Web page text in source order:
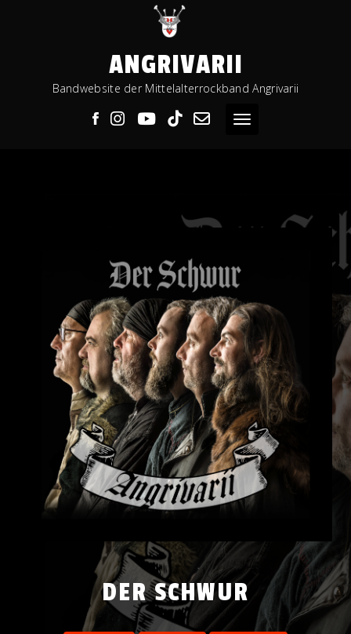
ANGRIVARII
Bandwebsite der Mittelalterrockband Angrivarii
Toggle navigation
DER SCHWUR